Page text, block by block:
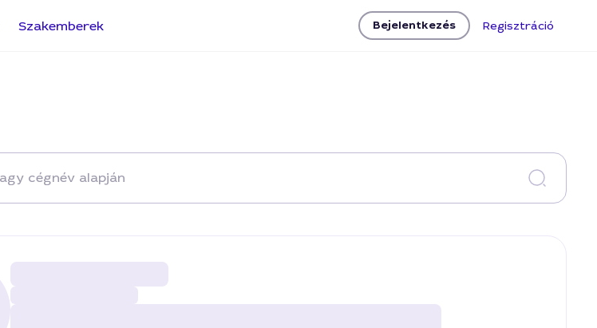
Szakemberek Bejelentkezés Regisztráció